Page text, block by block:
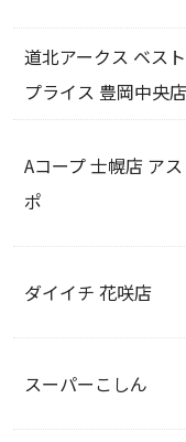
道北アークス ベスト
プライス 豊岡中央店
Aコープ 士幌店 アス
ポ
ダイイチ 花咲店
スーパーこしん